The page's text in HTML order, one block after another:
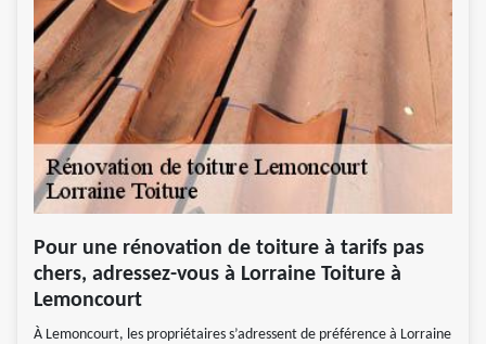
Pour une rénovation de toiture à tarifs pas
chers, adressez-vous à Lorraine Toiture à
Lemoncourt
À Lemoncourt, les propriétaires s’adressent de préférence à Lorraine